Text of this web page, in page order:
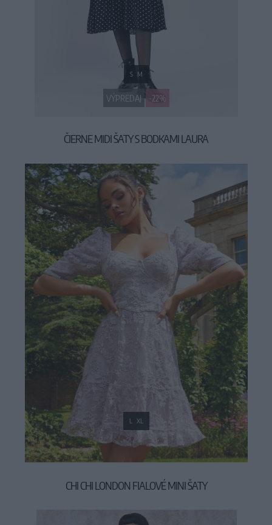
VÝPREDAJ -22%
S M
ČIERNE MIDI ŠATY S BODKAMI LAURA
44,90 € 34,90 €
L XL
CHI CHI LONDON FIALOVÉ MINI ŠATY
119,00 €